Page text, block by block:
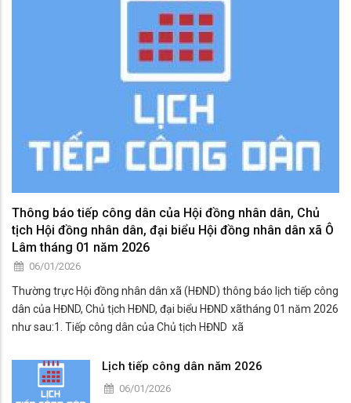
Thông báo tiếp công dân của Hội đồng nhân dân, Chủ
tịch Hội đồng nhân dân, đại biểu Hội đồng nhân dân xã Ô
Lâm tháng 01 năm 2026
06/01/2026
Thường trực Hội đồng nhân dân xã (HĐND) thông báo lịch tiếp công
dân của HĐND, Chủ tịch HĐND, đại biểu HĐND xãtháng 01 năm 2026
như sau:1. Tiếp công dân của Chủ tịch HĐND xã
Lịch tiếp công dân năm 2026
06/01/2026